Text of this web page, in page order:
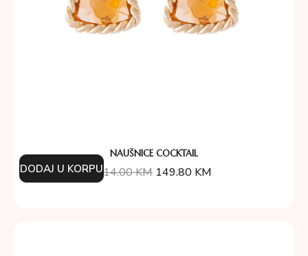
NAUŠNICE COCKTAIL
214.00KM 149.80 KM
DODAJ U KORPU